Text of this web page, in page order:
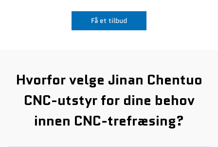
Få et tilbud
Hvorfor velge Jinan Chentuo
CNC-utstyr for dine behov
innen CNC-trefræsing?